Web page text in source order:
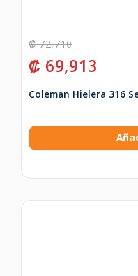
₡72,710
₡ 69,913
Coleman Hielera 316